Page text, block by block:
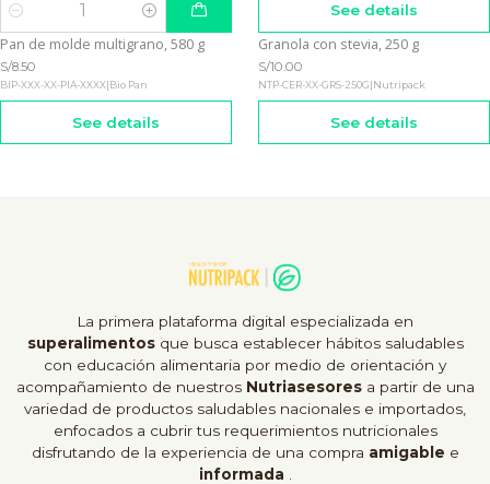
Quantity
See details
Not available
Pan de molde multigrano, 580 g
S/8.50
BIP-XXX-XX-PIA-XXXX Bio Pan
See details
Out of stock
Granola con stevia, 250 g
S/10.00
NTP-CER-XX-GRS-250G Nutripack
See details
La primera plataforma digital especializada en
superalimentosque busca establecer hábitos saludables
con educación alimentaria por medio de orientación y
acompañamiento de nuestros Nutriasesores a partir de una
variedad de productos saludables nacionales e importados,
enfocados a cubrir tus requerimientos nutricionales
disfrutando de la experiencia de una compra amigable e
informada .